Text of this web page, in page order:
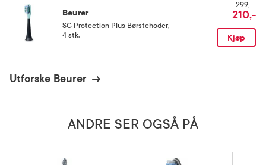
Beurer
SC Protection Plus Børstehoder
4 stk.
299,-
210,-
Kjøp
Utforske Beurer
ANDRE SER OGSÅ PÅ